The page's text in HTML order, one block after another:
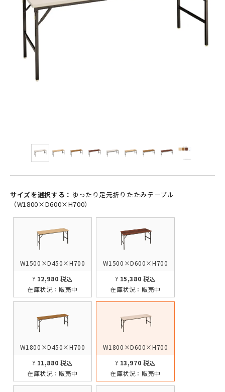
サイズを選択する： ゆったり足元折りたたみテーブル
（W1800×D600×H700）
W1500×D450×H700
¥12,980 税込
在庫状況： 販売中
W1500×D600×H700
¥15,380 税込
在庫状況： 販売中
W1800×D450×H700
¥11,880 税込
在庫状況： 販売中
W1800×D600×H700
¥13,970 税込
在庫状況： 販売中